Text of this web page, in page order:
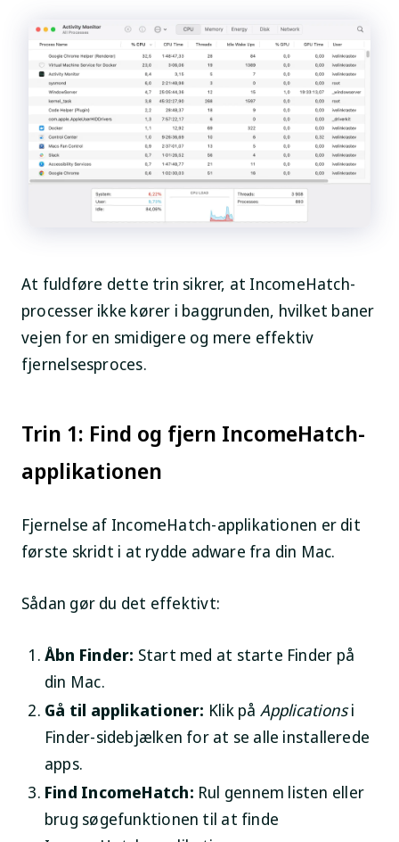
At fuldføre dette trin sikrer, at IncomeHatch-
processer ikke kører i baggrunden, hvilket baner
vejen for en smidigere og mere effektiv
fjernelsesproces.
Trin 1: Find og fjern IncomeHatch-
applikationen
Fjernelse af IncomeHatch-applikationen er dit
første skridt i at rydde adware fra din Mac.
Sådan gør du det effektivt:
Åbn Finder: Start med at starte Finder på
din Mac.
Gå til applikationer: Klik på Applicationsi
Finder-sidebjælken for at se alle installerede
apps.
Find IncomeHatch: Rul gennem listen eller
brug søgefunktionen til at finde